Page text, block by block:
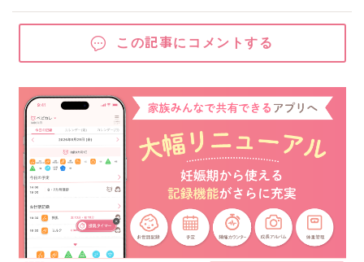
この記事にコメントする